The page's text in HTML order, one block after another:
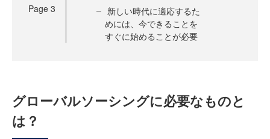
Page 3
新しい時代に適応するた
めには、今できることを
すぐに始めることが必要
グローバルソーシングに必要なものと
は？